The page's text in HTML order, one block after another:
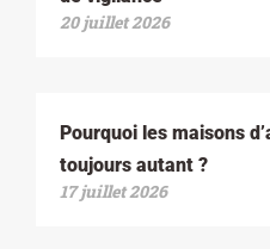
20 juillet 2026
Pourquoi les maisons
toujours autant ?
17 juillet 2026